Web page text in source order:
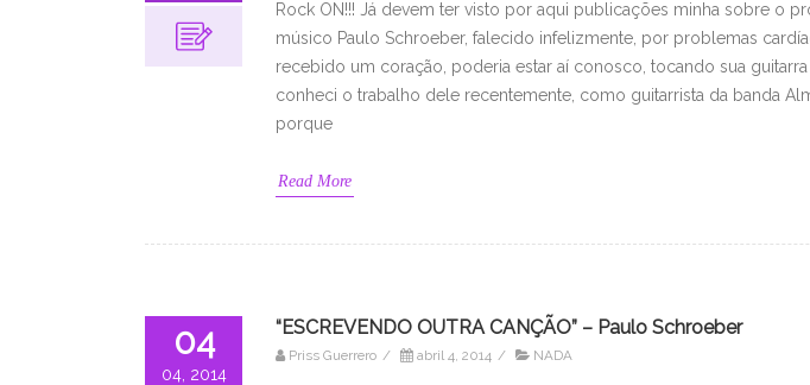
Rock ON!!! Já devem ter visto por aqui publicações minha sobre o
músico Paulo Schroeber, falecido infelizmente, por problemas
recebido um coração, poderia estar aí conosco, tocando sua
conheci o trabalho dele recentemente, como guitarrista da banda
porque
Read More
04
04, 2014
“ESCREVENDO OUTRA CANÇÃO” – Paulo Schroeber
Priss Guerrero / abril 4, 2014 / NADA